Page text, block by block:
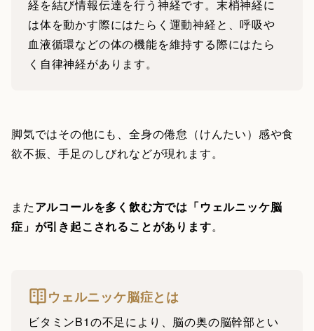
経を結び情報伝達を行う神経です。末梢神経に
は体を動かす際にはたらく運動神経と、呼吸や
血液循環などの体の機能を維持する際にはたら
く自律神経があります。
脚気ではその他にも、全身の倦怠（けんたい）感や食
欲不振、手足のしびれなどが現れます。
またアルコールを多く飲む方では「ウェルニッケ脳
症」が引き起こされることがあります。
ウェルニッケ脳症とは
ビタミンB1の不足により、脳の奥の脳幹部とい